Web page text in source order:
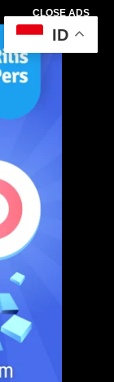
CLOSE ADS
ID